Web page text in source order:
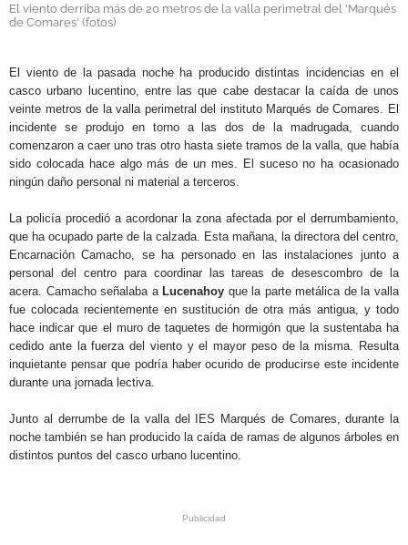
El viento derriba más de 20 metros de la valla perimetral del 'Marqués
de Comares' (fotos)
El viento de la pasada noche ha producido distintas incidencias en el
casco urbano lucentino, entre las que cabe destacar la caída de unos
veinte metros de la valla perimetral del instituto Marqués de Comares. El
incidente se produjo en torno a las dos de la madrugada, cuando
comenzaron a caer uno tras otro hasta siete tramos de la valla, que había
sido colocada hace algo más de un mes. El suceso no ha ocasionado
ningún daño personal ni material a terceros.
La policía procedió a acordonar la zona afectada por el derrumbamiento,
que ha ocupado parte de la calzada. Esta mañana, la directora del centro,
Encarnación Camacho, se ha personado en las instalaciones junto a
personal del centro para coordinar las tareas de desescombro de la
acera. Camacho señalaba a Lucenahoy que la parte metálica de la valla
fue colocada recientemente en sustitución de otra más antigua, y todo
hace indicar que el muro de taquetes de hormigón que la sustentaba ha
cedido ante la fuerza del viento y el mayor peso de la misma. Resulta
inquietante pensar que podría haber ocurido de producirse este incidente
durante una jornada lectiva.
Junto al derrumbe de la valla del IES Marqués de Comares, durante la
noche también se han producido la caída de ramas de algunos árboles en
distintos puntos del casco urbano lucentino.